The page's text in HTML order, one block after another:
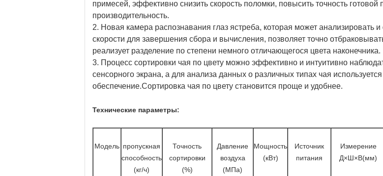
примесей, эффективно снизить скорость поломки, повысить точность готовой
производительность.
2. Новая камера распознавания глаз ястреба, которая может анализировать
скорости для завершения сбора и вычисления, позволяет точно
реализует разделение по степени немного отличающегося цвета наконечника.
3. Процесс сортировки чая по цвету можно эффективно и интуитивно
сенсорного экрана, а для анализа данных о различных типах чая
обеспечение.Сортировка чая по цвету становится проще и удобнее.
Технические параметры:
Модель пропускная
способность
(кг/ч)
Точность
сортировки
(%)
Давление
воздуха
(МПа)
Мощность
(кВт)
Источник
питания
Измерение
Д×Ш×В(мм)